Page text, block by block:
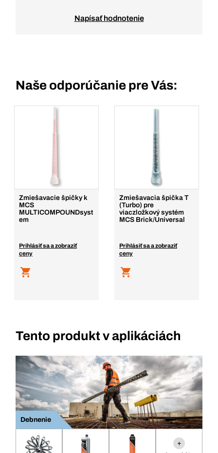
Napísať hodnotenie
Naše odporúčanie pre Vás:
Zmiešavacie špičky k
MCS
MULTICOMPOUNDsyst
em
Prihlásiť sa a zobraziť
ceny
Zmiešavacia špička T
(Turbo) pre
viaczložkový systém
MCS Brick/Universal
Prihlásiť sa a zobraziť
ceny
Tento produkt v aplikáciách
Debnenie
+